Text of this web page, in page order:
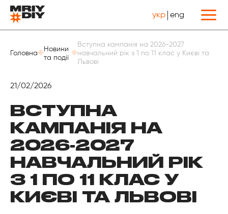
укр eng
Головна
Новини
та події
Вступна кампанія на 2026-2027
навчальний рік з 1 по 11 клас у Києві та
Львові
21/02/2026
ВСТУПНА
КАМПАНІЯ НА
2026-2027
НАВЧАЛЬНИЙ РІК
З 1 ПО 11 КЛАС У
КИЄВІ ТА ЛЬВОВІ